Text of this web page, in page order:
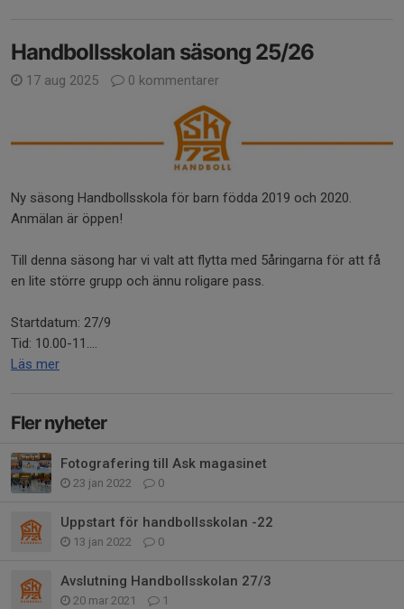
Handbollsskolan säsong 25/26
17 aug 2025 0 kommentarer
Ny säsong Handbollsskola för barn födda 2019 och 2020.
Anmälan är öppen!
Till denna säsong har vi valt att flytta med 5åringarna för att få
en lite större grupp och ännu roligare pass.
Startdatum: 27/9
Tid: 10.00-11....
Läs mer
Fler nyheter
Fotografering till Ask magasinet
23 jan 2022 0
Uppstart för handbollsskolan -22
13 jan 2022 0
Avslutning Handbollsskolan 27/3
20 mar 2021 1